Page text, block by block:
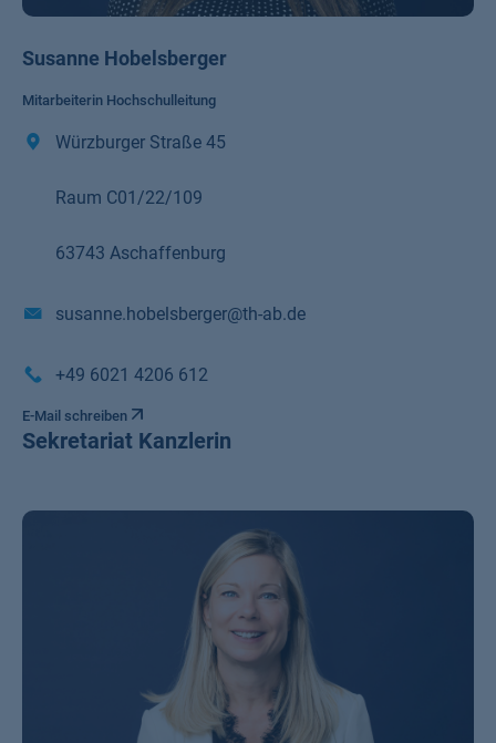
Susanne Hobelsberger
Mitarbeiterin Hochschulleitung
Würzburger Straße 45
Raum C01/22/109
63743 Aschaffenburg
susanne.hobelsberger@th-ab.de
+49 6021 4206 612
E-Mail schreiben
Sekretariat Kanzlerin